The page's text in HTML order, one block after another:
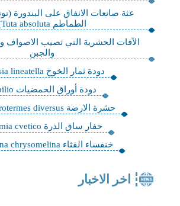
عثة صانعات الانفاق على البندورة
الطماطم Tuta absoluta)
الآفات الحشرية التي تصيب الاصواف
والجبن
دودة ثمار الخوخ Anarsia lineatella
دودة أوراق الحمضيات Papilio
حشرة الارضة Microcerotermes diversus
حفار ساق الذرة Sasamia cvetico
خنفساء القثاء Epilachna chrysomelina
اخر الاخبار